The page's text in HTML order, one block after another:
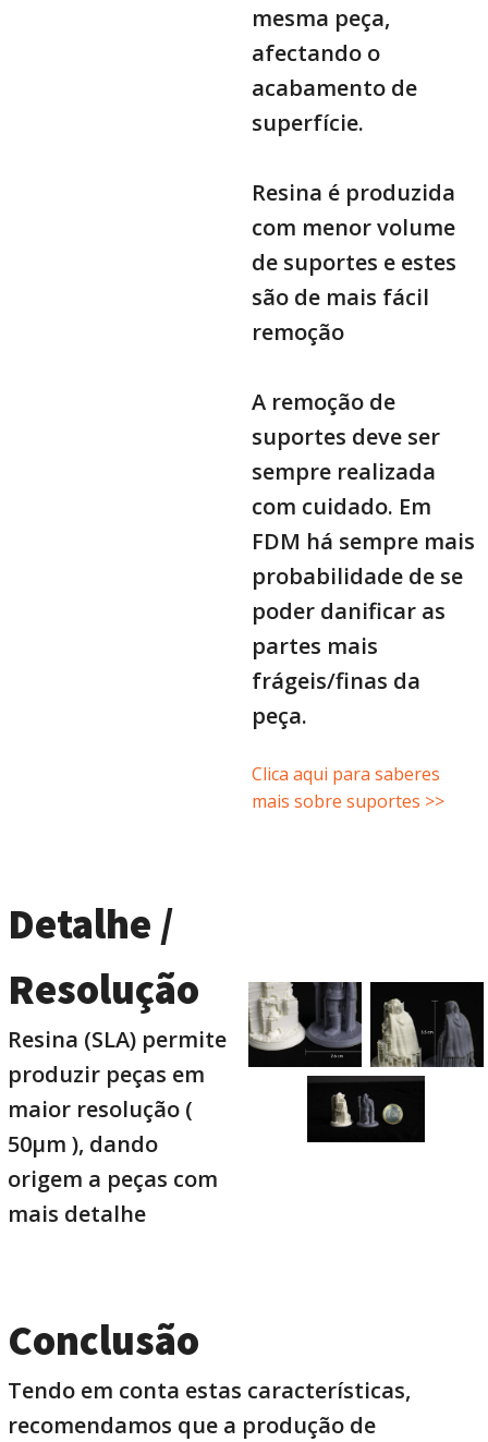
mesma peça,
afectando o
acabamento de
superfície.
Resina é produzida
com menor volume
de suportes e estes
são de mais fácil
remoção
A remoção de
suportes deve ser
sempre realizada
com cuidado. Em
FDM há sempre mais
probabilidade de se
poder danificar as
partes mais
frágeis/finas da
peça.
Clica aqui para saberes
mais sobre suportes >>
Detalhe /
Resolução
Resina (SLA) permite
produzir peças em
maior resolução (
50µm ), dando
origem a peças com
mais detalhe
Conclusão
Tendo em conta estas características,
recomendamos que a produção de